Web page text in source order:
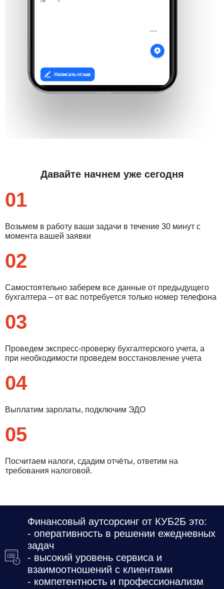
Давайте начнем уже сегодня
01
Возьмем в работу ваши задачи в течение 30 минут с
момента вашей заявки
02
Самостоятельно заберем все данные от предыдущего
бухгалтера – от вас потребуется только номер телефона
03
Проведем экспресс-проверку бухгалтерского учета, а
при необходимости проведем восстановление учета
04
Выплатим зарплаты, подключим ЭДО
05
Посчитаем налоги, сдадим отчёты, ответим на
требования налоговой.
Финансовый аутсорсинг от КУБ2Б это:
- оперативность в решении ежедневных
задач
- высокий уровень сервиса и
взаимоотношений с клиентами
- компетентность и профессионализм
перезвоним!
Нажимая кнопку отправить я
ПринимаюПолитику конфиденциальности